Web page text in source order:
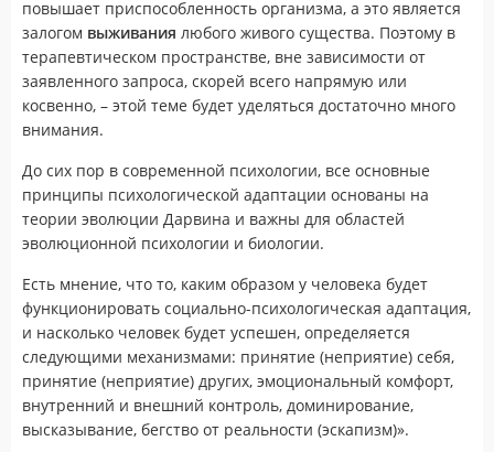
повышает приспособленность организма, а это является
залогом выживания любого живого существа. Поэтому в
терапевтическом пространстве, вне зависимости от
заявленного запроса, скорей всего напрямую или
косвенно, – этой теме будет уделяться достаточно много
внимания.
До сих пор в современной психологии, все основные
принципы психологической адаптации основаны на
теории эволюции Дарвина и важны для областей
эволюционной психологии и биологии.
Есть мнение, что то, каким образом у человека будет
функционировать социально-психологическая адаптация,
и насколько человек будет успешен, определяется
следующими механизмами: принятие (неприятие) себя,
принятие (неприятие) других, эмоциональный комфорт,
внутренний и внешний контроль, доминирование,
высказывание, бегство от реальности (эскапизм)».